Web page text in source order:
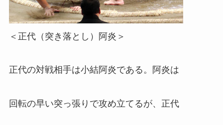
＜正代（突き落とし）阿炎＞
正代の対戦相手は小結阿炎である。阿炎は
回転の早い突っ張りで攻め立てるが、正代